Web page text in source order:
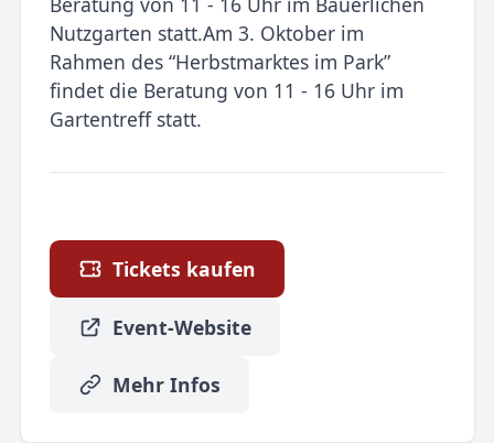
Nutzgarten statt.Am 3. Oktober im
Rahmen des “Herbstmarktes im Park”
findet die Beratung von 11 - 16 Uhr im
Gartentreff statt.
Tickets kaufen
Event-Website
Mehr Infos